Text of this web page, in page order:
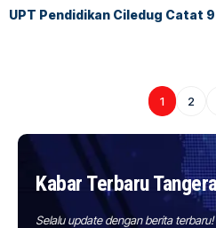
UPT Pendidikan Ciledug Catat
1 2
Kabar Terbaru
Selalu update dengan berita